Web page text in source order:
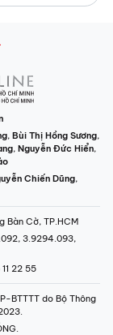
, Bùi Thị Hồng Sương,
, Nguyễn Đức Hiển,
Chiến Dũng,
Bàn Cờ, TP.HCM
3.9294.093,
22 55
BTTTT do Bộ Thông